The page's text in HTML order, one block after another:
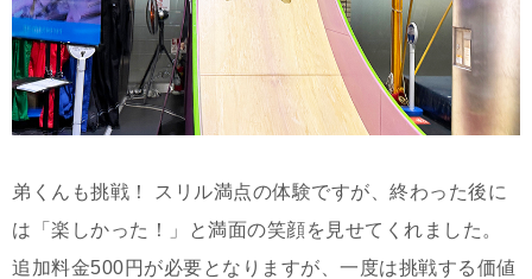
弟くんも挑戦！ スリル満点の体験ですが、終わった後に
は「楽しかった！」と満面の笑顔を見せてくれました。
追加料金500円が必要となりますが、一度は挑戦する価値